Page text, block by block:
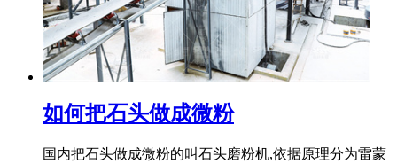
如何把石头做成微粉
国内把石头做成微粉的叫石头磨粉机,依据原理分为雷蒙